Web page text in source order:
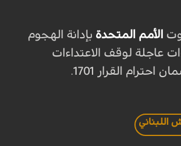
الأمم المتحدة بإدانة الهجوم
عاجلة لوقف الاعتداءات
احترام القرار 1701.
اللبناني